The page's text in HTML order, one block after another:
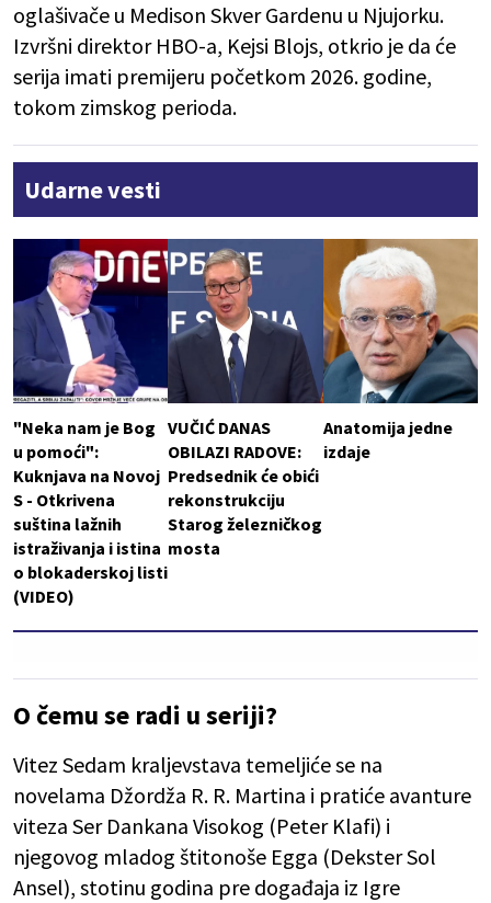
oglašivače u Medison Skver Gardenu u Njujorku.
Izvršni direktor HBO-a, Kejsi Blojs, otkrio je da će
serija imati premijeru početkom 2026. godine,
tokom zimskog perioda.
Udarne vesti
"Neka nam je Bog
u pomoći":
Kuknjava na Novoj
S - Otkrivena
suština lažnih
istraživanja i istina
o blokaderskoj listi
(VIDEO)
VUČIĆ DANAS
OBILAZI RADOVE:
Predsednik će obići
rekonstrukciju
Starog železničkog
mosta
Anatomija jedne
izdaje
O čemu se radi u seriji?
Vitez Sedam kraljevstava temeljiće se na
novelama Džordža R. R. Martina i pratiće avanture
viteza Ser Dankana Visokog (Peter Klafi) i
njegovog mladog štitonoše Egga (Dekster Sol
Ansel), stotinu godina pre događaja iz Igre